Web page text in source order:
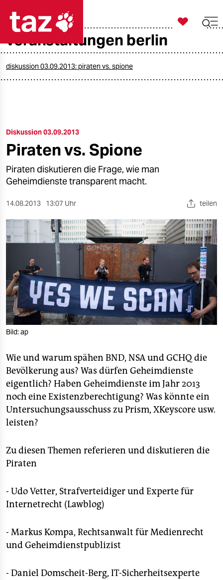
taz zahl ich
öko
gesellschaft
kultur
sport
berlin
nord
wahrheit
verlag
verlag
veranstaltungen
fragen & hilfe
unterstützen
abo
epaper login

taz zahl ich
veranstaltungen berlin
diskussion 03.09.2013: piraten vs. spione
Diskussion 03.09.2013
Piraten vs. Spione
Piraten diskutieren die Frage, wie man
Geheimdienste transparent macht.
14.08.2013 13:07 Uhr teilen
Bild: ap
Wie und warum spähen BND, NSA und GCHQ die
Bevölkerung aus? Was dürfen Geheimdienste
eigentlich? Haben Geheimdienste im Jahr 2013
noch eine Existenzberechtigung? Was könnte ein
Untersuchungsausschuss zu Prism, XKeyscore usw.
leisten?
Zu diesen Themen referieren und diskutieren die
Piraten
- Udo Vetter, Strafverteidiger und Experte für
Internetrecht (Lawblog)
- Markus Kompa, Rechtsanwalt für Medienrecht
und Geheimdienstpublizist
- Daniel Domscheit-Berg, IT-Sicherheitsexperte